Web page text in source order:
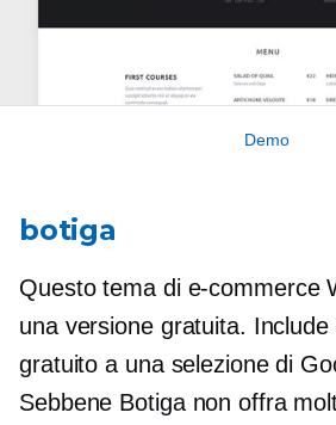
Demo
botiga
Questo tema di e-commerce
una versione gratuita.
gratuito a una selezione di
Sebbene Botiga non offra